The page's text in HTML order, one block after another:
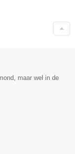
maar wel in de